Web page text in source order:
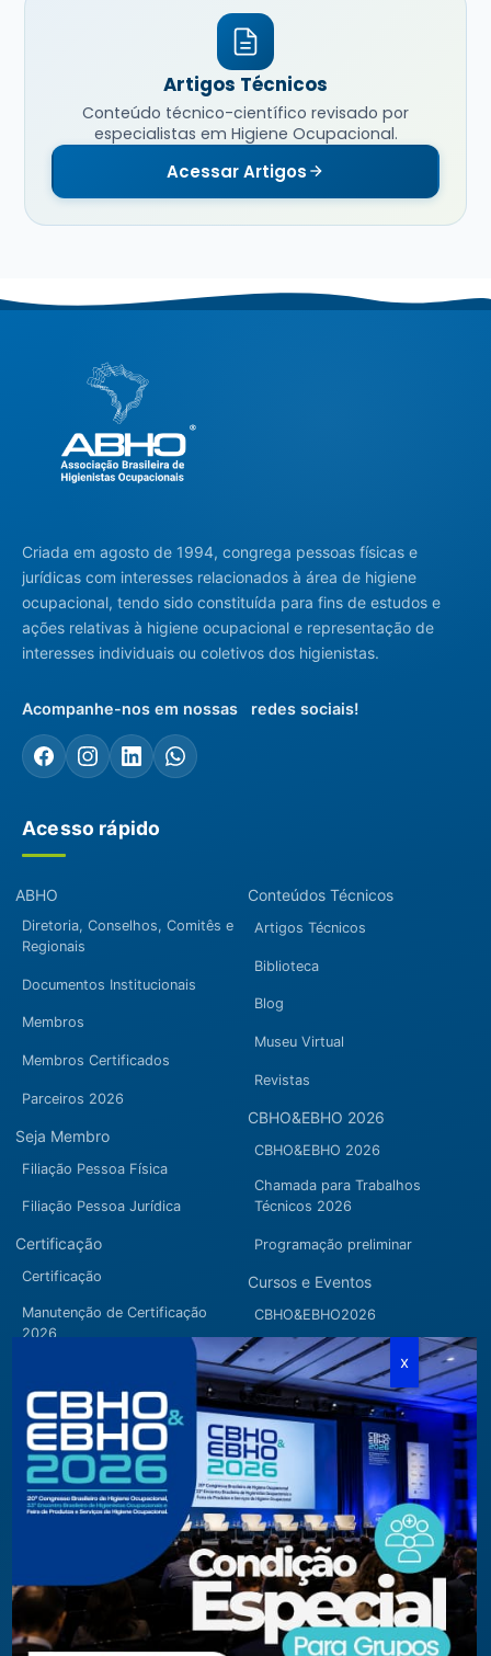
Artigos Técnicos
Conteúdo técnico-científico revisado por
especialistas em Higiene Ocupacional.
Acessar Artigos
Criada em agosto de 1994, congrega pessoas físicas e
jurídicas com interesses relacionados à área de higiene
ocupacional, tendo sido constituída para fins de estudos e
ações relativas à higiene ocupacional e representação de
interesses individuais ou coletivos dos higienistas.
Acompanhe-nos em nossas redes sociais!
Acesso rápido
ABHO
Diretoria, Conselhos, Comitês e
Regionais
Documentos Institucionais
Membros
Membros Certificados
Parceiros 2026
Seja Membro
Filiação Pessoa Física
Filiação Pessoa Jurídica
Certificação
Certificação
Manutenção de Certificação
2026
Conteúdos Técnicos
Artigos Técnicos
Biblioteca
Blog
Museu Virtual
Revistas
CBHO&EBHO 2026
CBHO&EBHO 2026
Chamada para Trabalhos
Técnicos 2026
Programação preliminar
Cursos e Eventos
CBHO&EBHO2026
Cursos Modulares
Eventos Apoiados
Eventos Regionais
Loja
Fone/Fax: